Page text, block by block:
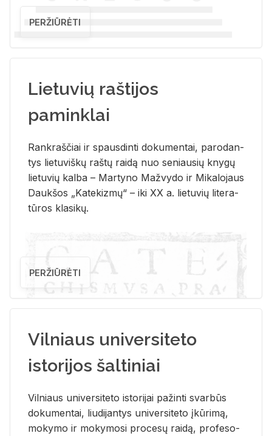
PERŽIŪRĖTI
Lietuvių raštijos
paminklai
Rank­raš­čiai ir spaus­din­ti do­ku­men­tai, pa­ro­dan­
tys lie­tu­viš­kų raš­tų rai­dą nuo se­niau­sių kny­gų
lie­tu­vių kal­ba – Mar­ty­no Ma­žvy­do ir Mi­ka­lo­jaus
Dauk­šos „Ka­te­kiz­mų“ – iki XX a. lie­tu­vių li­te­ra­
tū­ros kla­si­kų.
PERŽIŪRĖTI
Vilniaus universiteto
istorijos šaltiniai
Vil­niaus uni­ver­si­te­to is­to­ri­jai pa­žin­ti svar­būs
do­ku­men­tai, liu­di­jan­tys uni­ver­si­te­to įkū­ri­mą,
mo­ky­mo ir mo­ky­mo­si pro­ce­sų rai­dą, pro­fe­so­